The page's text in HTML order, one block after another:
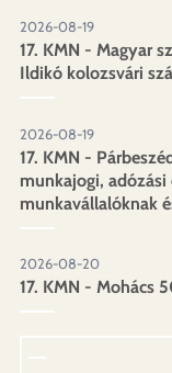
2026-08-19
17. KMN - Magyar
Ildikó kolozsvári
2026-08-19
17. KMN -
munkajogi,
munkavállalóknak
2026-08-20
17. KMN - Mohács